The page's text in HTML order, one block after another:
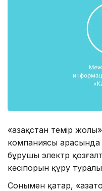
«Қазақстан темір
компаниясы арасында
бұрушы электр
кәсіпорын құру
Сонымен қатар,